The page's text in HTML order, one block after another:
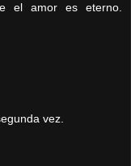
el amor es eterno.
vez.